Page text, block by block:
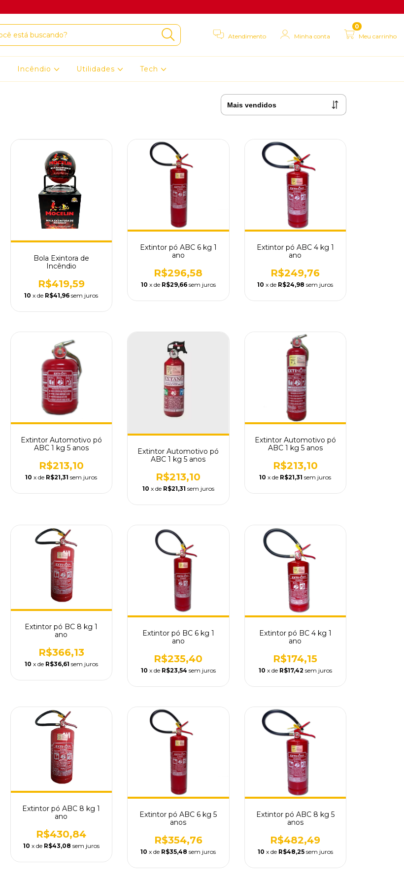
Atendimento Minha conta Meu carrinho
0
Incêndio Utilidades Tech
Bola Exintora de
Incêndio
R$419,59
10 x de R$41,96 sem juros
Extintor pó ABC 6 kg 1
ano
R$296,58
10 x de R$29,66 sem juros
Extintor pó ABC 4 kg 1
ano
R$249,76
10 x de R$24,98 sem juros
Extintor Automotivo pó
ABC 1 kg 5 anos
R$213,10
10 x de R$21,31 sem juros
Extintor Automotivo pó
ABC 1 kg 5 anos
R$213,10
10 x de R$21,31 sem juros
Extintor Automotivo pó
ABC 1 kg 5 anos
R$213,10
10 x de R$21,31 sem juros
Extintor pó BC 8 kg 1
ano
R$366,13
10 x de R$36,61 sem juros
Extintor pó BC 6 kg 1
ano
R$235,40
10 x de R$23,54 sem juros
Extintor pó BC 4 kg 1
ano
R$174,15
10 x de R$17,42 sem juros
Extintor pó ABC 8 kg 1
ano
R$430,84
10 x de R$43,08 sem juros
Extintor pó ABC 6 kg 5
anos
R$354,76
10 x de R$35,48 sem juros
Extintor pó ABC 8 kg 5
anos
R$482,49
10 x de R$48,25 sem juros